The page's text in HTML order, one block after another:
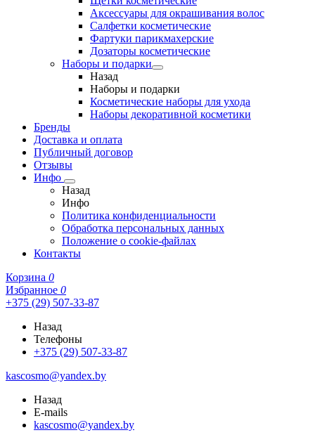
Аксессуары для окрашивания волос
Салфетки косметические
Фартуки парикмахерские
Дозаторы косметические
Наборы и подарки
Назад
Наборы и подарки
Косметические наборы для ухода
Наборы декоративной косметики
Бренды
Доставка и оплата
Публичный договор
Отзывы
Инфо
Назад
Инфо
Политика конфиденциальности
Обработка персональных данных
Положение о cookie-файлах
Контакты
Корзина 0
Избранное 0
+375 (29) 507-33-87
Назад
Телефоны
+375 (29) 507-33-87
kascosmo@yandex.by
Назад
E-mails
kascosmo@yandex.by